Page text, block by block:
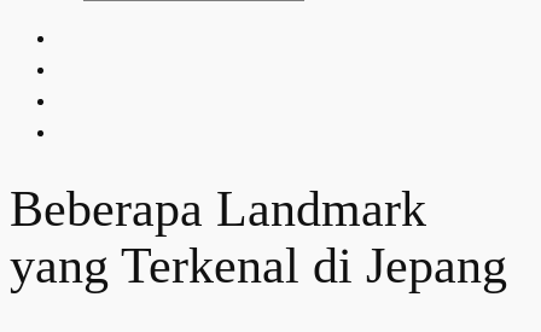
Beberapa Landmark
yang Terkenal di Jepang